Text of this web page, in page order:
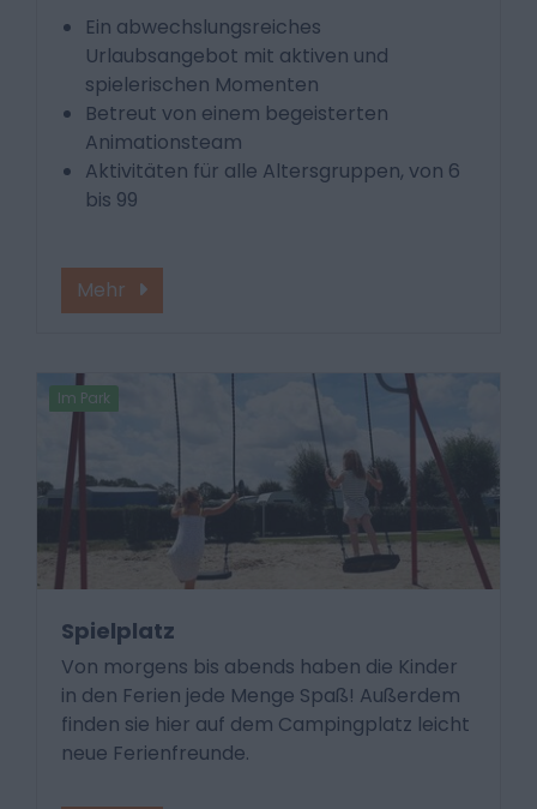
Ein abwechslungsreiches
Urlaubsangebot mit aktiven und
spielerischen Momenten
Betreut von einem begeisterten
Animationsteam
Aktivitäten für alle Altersgruppen, von 6
bis 99
Mehr
Im Park
Spielplatz
Von morgens bis abends haben die Kinder
in den Ferien jede Menge Spaß! Außerdem
finden sie hier auf dem Campingplatz leicht
neue Ferienfreunde.